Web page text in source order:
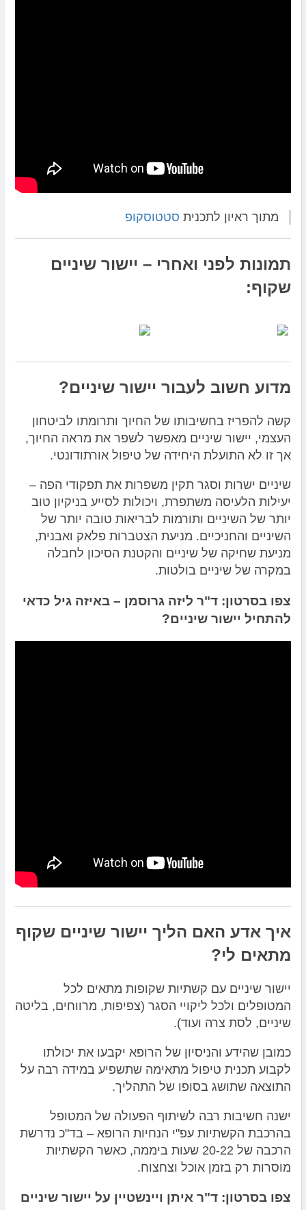
מתוך ראיון לתכנית סטטוסקופ
תמונות לפני ואחרי – יישור שיניים
שקוף:
מדוע חשוב לעבור יישור שיניים?
קשה להפריז בחשיבותו של החיוך ותרומתו לביטחון
העצמי, יישור שיניים מאפשר לשפר את מראה החיוך,
אך זו לא התועלת היחידה של טיפול אורתודונטי.
שיניים ישרות וסגר תקין משפרות את תפקודי הפה –
יעילות הלעיסה משתפרת, ויכולות לסייע בניקיון טוב
יותר של השיניים ותורמות לבריאות טובה יותר של
השיניים והחניכיים. מניעת הצטברות פלאק ואבנית,
מניעת שחיקה של שיניים והקטנת הסיכון לחבלה
במקרה של שיניים בולטות.
צפו בסרטון: ד"ר ליזה גרוסמן – באיזה גיל כדאי
להתחיל יישור שיניים?
איך אדע האם הליך יישור שיניים שקוף
מתאים לי?
יישור שיניים עם קשתיות שקופות מתאים לכל
המטופלים ולכל ליקויי הסגר (צפיפות, מרווחים, בליטה
שיניים, לסת צרה ועוד).
כמובן שהידע והניסיון של הרופא יקבעו את יכולתו
לקבוע תכנית טיפול מתאימה שתשפיע במידה רבה על
התוצאה שתושג בסופו של התהליך.
ישנה חשיבות רבה לשיתוף הפעולה של המטופל
בהרכבת הקשתיות עפ"י הנחיות הרופא – בד"כ נדרשת
הרכבה של 20-22 שעות ביממה, כאשר הקשתיות
מוסרות רק בזמן אוכל וצחצוח.
צפו בסרטון: ד"ר איתן ויינשטיין על יישור שיניים